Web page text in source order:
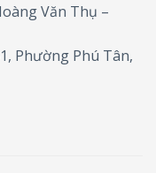
Văn Thụ –
Phường Phú Tân,